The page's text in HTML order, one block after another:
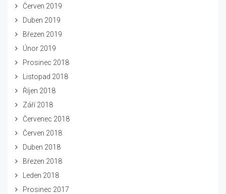
Červen 2019
Duben 2019
Březen 2019
Únor 2019
Prosinec 2018
Listopad 2018
Říjen 2018
Září 2018
Červenec 2018
Červen 2018
Duben 2018
Březen 2018
Leden 2018
Prosinec 2017